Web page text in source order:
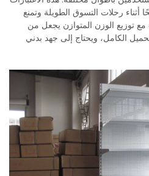
رحلات التسوق الطويلة وتمنع
توزيع الوزن المتوازن يجعل من
الكامل، ويحتاج إلى جهد بدني